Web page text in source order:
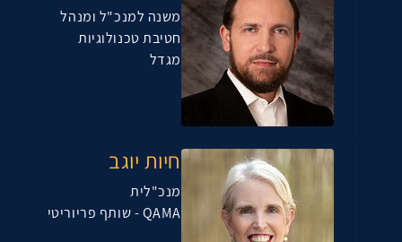
משנה למנכ"ל ומנהל
חטיבת טכנולוגיות
מגדל
חיות יוגב
מנכ"לית
QAMA - שותף פריוריטי